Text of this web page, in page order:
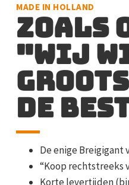
MADE IN HOLLAND
Zoals
"wij
de
De enige Breigigant
“Koop rechtstreeks
Korte levertijden